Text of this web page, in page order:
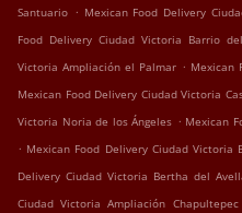
Santuario . Mexican Food Delivery
Food Delivery Ciudad Victoria Barrio
Victoria Ampliación el Palmar . Mexican
Mexican Food Delivery Ciudad Victoria
Victoria Noria de los Ángeles . Mexican
. Mexican Food Delivery Ciudad Victoria
Delivery Ciudad Victoria Bertha del
Ciudad Victoria Ampliación Chapultepec